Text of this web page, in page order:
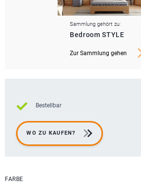
Sammlung gehört zu:
Bedroom STYLE
Zur Sammlung gehen
Bestellbar
WO ZU KAUFEN?
FARBE